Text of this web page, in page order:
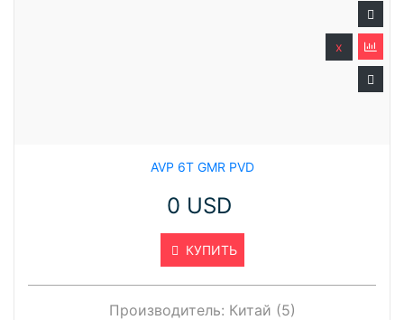
AVP 6T GMR PVD
0 USD
КУПИТЬ
x
Производитель: Китай (5)